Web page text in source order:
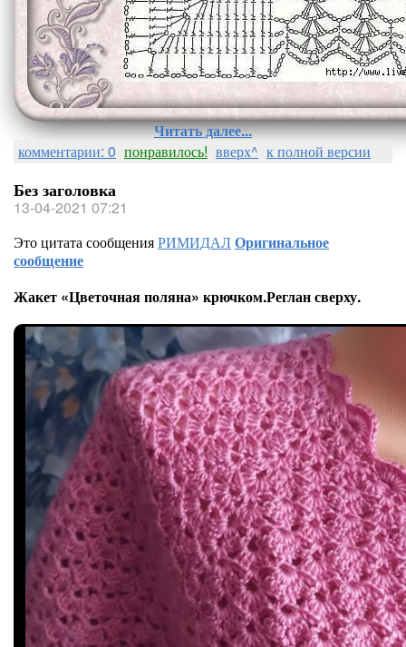
Читать далее...
комментарии: 0 понравилось! вверх^ к полной версии
Без заголовка
13-04-2021 07:21
Это цитата сообщенияРИМИДАЛОригинальное
сообщение
Жакет «Цветочная поляна» крючком.Реглан сверху.